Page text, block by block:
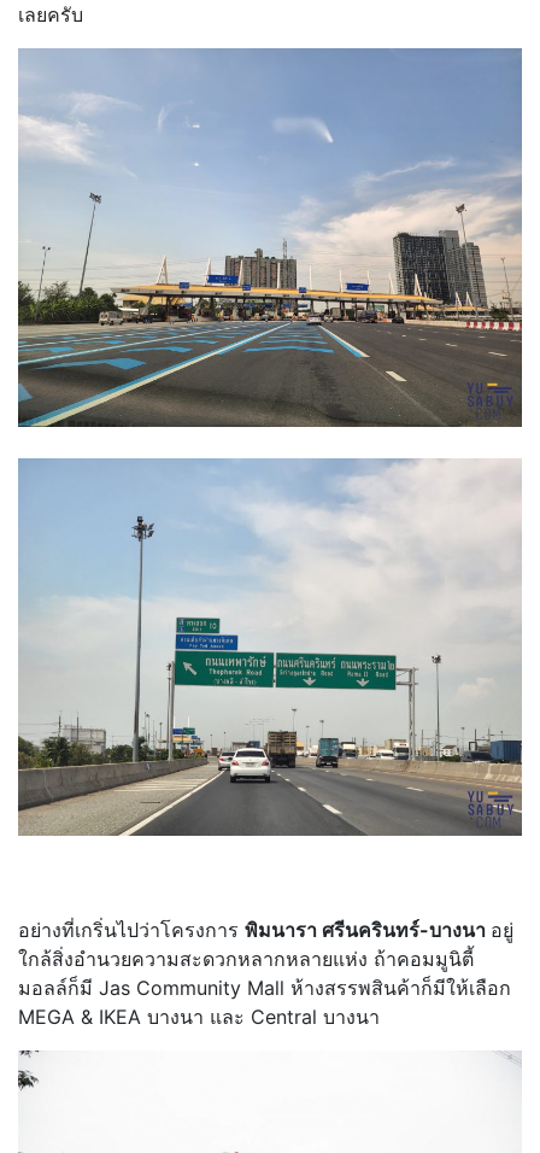
เลยครับ
อย่างที่เกริ่นไปว่าโครงการ พิมนารา ศรีนครินทร์-บางนา อยู่
ใกล้สิ่งอำนวยความสะดวกหลากหลายแห่ง ถ้าคอมมูนิตี้
มอลล์ก็มี Jas Community Mall ห้างสรรพสินค้าก็มีให้เลือก
MEGA & IKEA บางนา และ Central บางนา